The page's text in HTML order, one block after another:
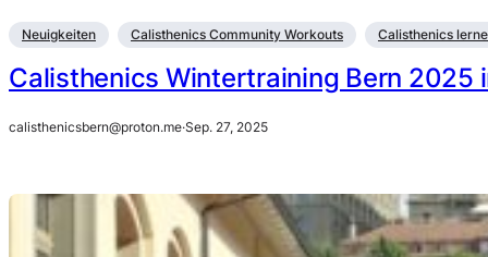
Neuigkeiten Calisthenics Community Workouts Calisthenics
Calisthenics Wintertraining Bern 2025
calisthenicsbern@proton.me·Sep. 27, 2025